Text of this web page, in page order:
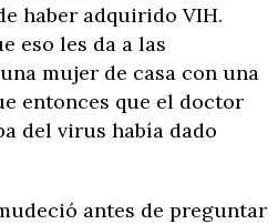
haber adquirido VIH.
eso les da a las
mujer de casa con una
entonces que el doctor
del virus había dado
antes de preguntar